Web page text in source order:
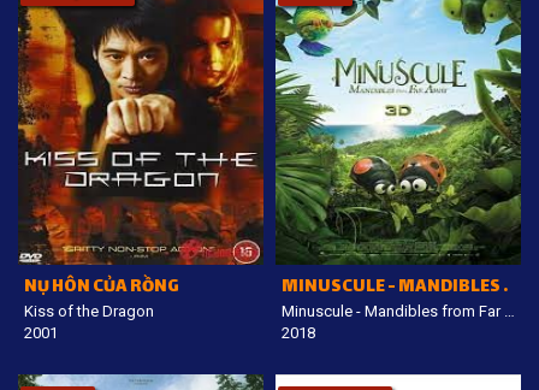
NỤ HÔN CỦA RỒNG
Kiss of the Dragon
2001
MINUSCULE - MANDIBLES FROM FAR AWAY
2018